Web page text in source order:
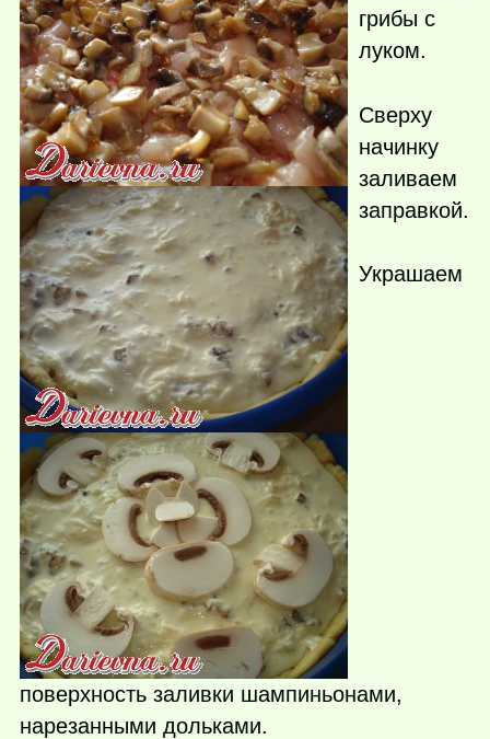
грибы с
луком.
Сверху
начинку
заливаем
заправкой.
Украшаем
поверхность заливки шампиньонами,
нарезанными дольками.